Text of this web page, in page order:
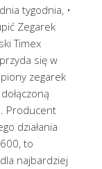
tygodnia, •
Zegarek
Timex
się w
zegarek
Producent
działania
to
najbardziej